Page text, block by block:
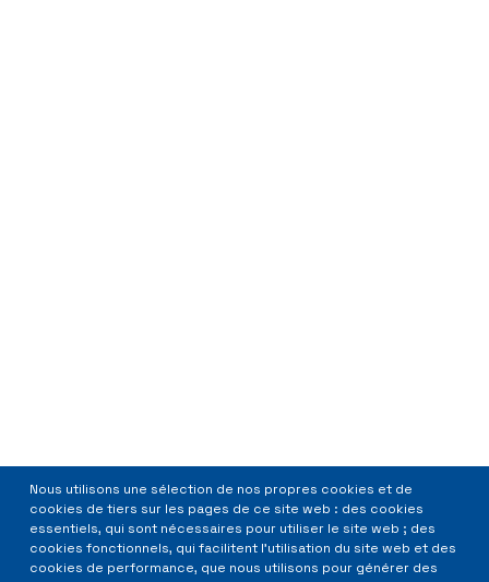
Nous utilisons une sélection de nos propres cookies et de
cookies de tiers sur les pages de ce site web : des cookies
essentiels, qui sont nécessaires pour utiliser le site web ; des
cookies fonctionnels, qui facilitent l'utilisation du site web et des
cookies de performance, que nous utilisons pour générer des